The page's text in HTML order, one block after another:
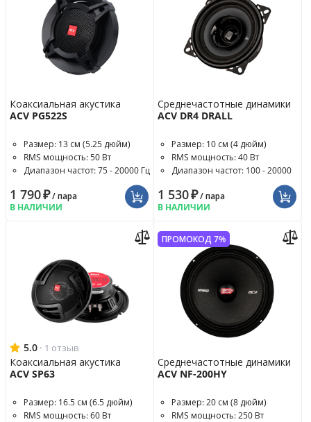
Коаксиальная акустика
ACV PG522S
Размер: 13 см (5.25 дюйм)
RMS мощность: 50 Вт
Диапазон частот: 75 - 20000 Гц
1 790₽/ пара
В НАЛИЧИИ
Среднечастотные динамики
ACV DR4 DRALL
Размер: 10 см (4 дюйм)
RMS мощность: 40 Вт
Диапазон частот: 100 - 20000
1 530₽/ пара
В НАЛИЧИИ
5.0 · 1 отзыв
Коаксиальная акустика
ACV SP63
Размер: 16.5 см (6.5 дюйм)
RMS мощность: 60 Вт
ПРОМОКОД 7%
Среднечастотные динамики
ACV NF-200HY
Размер: 20 см (8 дюйм)
RMS мощность: 250 Вт